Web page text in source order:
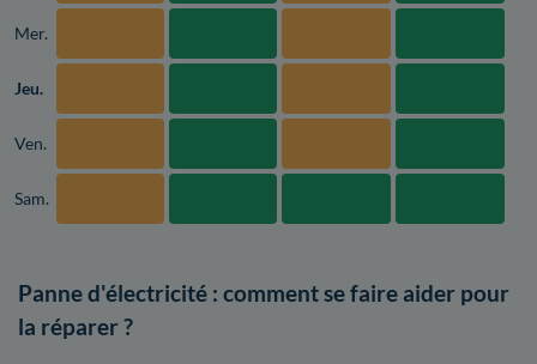
Mer.
Jeu.
Ven.
Sam.
Panne d'électricité : comment se faire aider pour
la réparer ?